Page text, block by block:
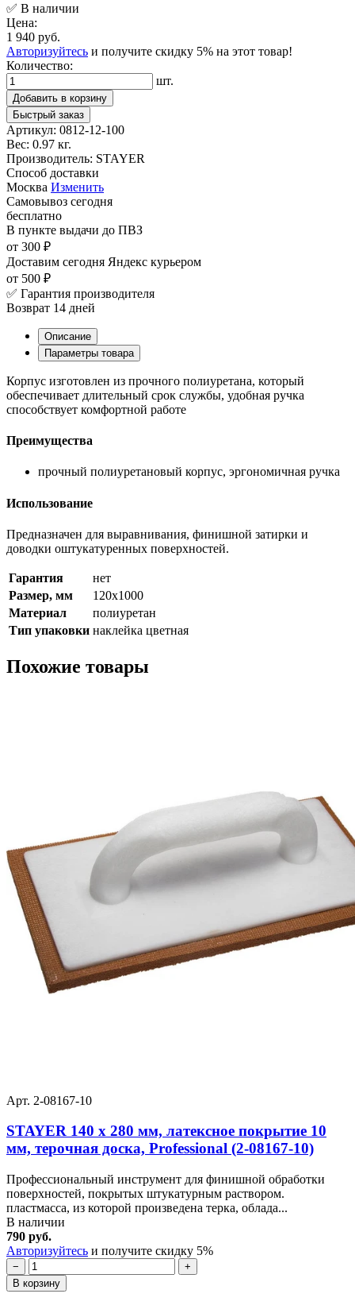
✅ В наличии
Цена:
1 940 руб.
Авторизуйтесь и получите скидку 5% на этот товар!
Количество:
шт.
Добавить в корзину
Быстрый заказ
Артикул: 0812-12-100
Вес: 0.97 кг.
Производитель: STAYER
Способ доставки
Москва Изменить
Самовывоз сегодня
бесплатно
В пункте выдачи до ПВЗ
от 300 ₽
Доставим сегодня Яндекс курьером
от 500 ₽
✅ Гарантия производителя
Возврат 14 дней
Описание
Параметры товара
Корпус изготовлен из прочного полиуретана, который
обеспечивает длительный срок службы, удобная ручка
способствует комфортной работе
Преимущества
прочный полиуретановый корпус, эргономичная ручка
Использование
Предназначен для выравнивания, финишной затирки и
доводки оштукатуренных поверхностей.
Гарантия
нет
Размер, мм
120x1000
Материал
полиуретан
Тип упаковки наклейка цветная
Похожие товары
Арт. 2-08167-10
STAYER 140 x 280 мм, латексное покрытие 10
мм, терочная доска, Professional (2-08167-10)
Профессиональный инструмент для финишной обработки
поверхностей, покрытых штукатурным раствором.
пластмасса, из которой произведена терка, облада...
В наличии
790 руб.
Авторизуйтесь и получите скидку 5%
−
+
В корзину